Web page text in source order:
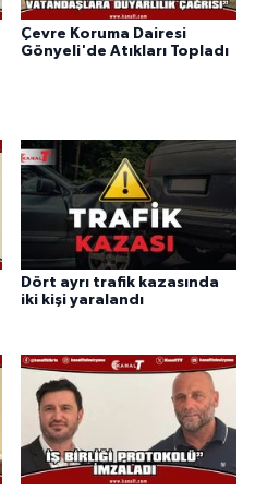
Çevre Koruma Dairesi
Gönyeli'de Atıkları Topladı
Dört ayrı trafik kazasında
iki kişi yaralandı